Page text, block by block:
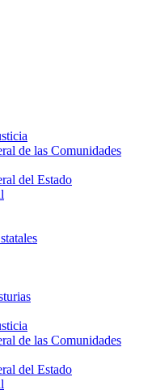
de las Comunidades
del Estado
de las Comunidades
del Estado